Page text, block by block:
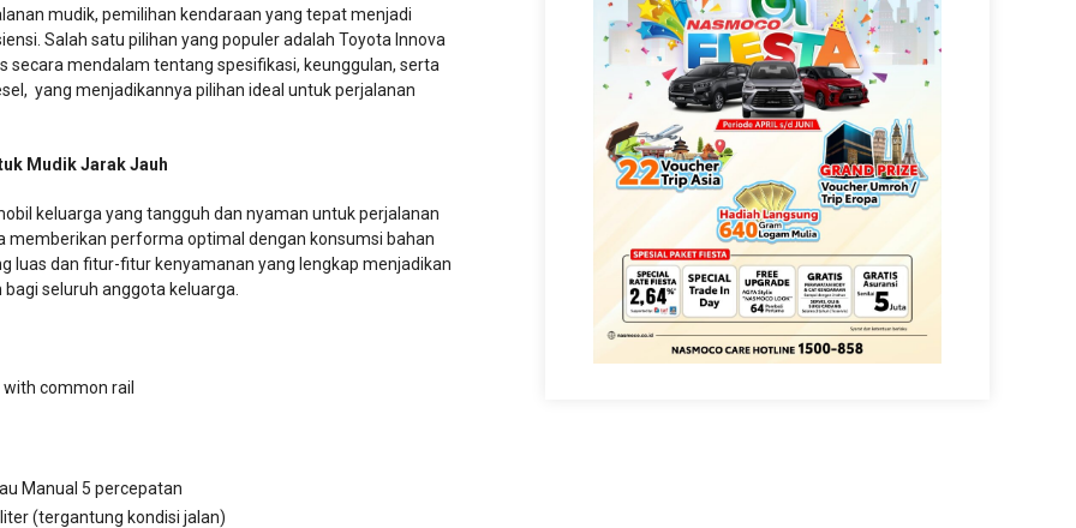
mudik, pemilihan kendaraan yang tepat menjadi
Salah satu pilihan yang populer adalah Toyota Innova
secara mendalam tentang spesifikasi, keunggulan, serta
yang menjadikannya pilihan ideal untuk perjalanan
Mudik Jarak Jauh
keluarga yang tangguh dan nyaman untuk perjalanan
memberikan performa optimal dengan konsumsi bahan
luas dan fitur-fitur kenyamanan yang lengkap menjadikan
seluruh anggota keluarga.
with common rail
Manual 5 percepatan
(tergantung kondisi jalan)